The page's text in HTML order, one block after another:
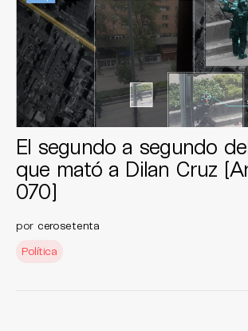
El segundo a segundo
que mató a Dilan Cruz
070]
por cerosetenta
Política